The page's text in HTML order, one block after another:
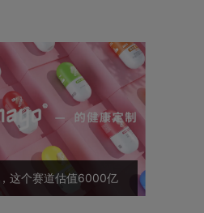
这个赛道估值6000亿